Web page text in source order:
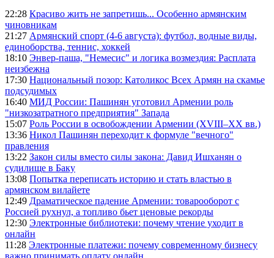
22:28 Красиво жить не запретишь... Особенно армянским
чиновникам
21:27 Армянский спорт (4-6 августа): футбол, водные виды,
единоборства, теннис, хоккей
18:10 Энвер-паша, "Немесис" и логика возмездия: Расплата
неизбежна
17:30 Национальный позор: Католикос Всех Армян на скамье
подсудимых
16:40 МИД России: Пашинян уготовил Армении роль
"низкозатратного предприятия" Запада
15:07 Роль России в освобождении Армении (XVIII–XX вв.)
13:36 Никол Пашинян переходит к формуле "вечного"
правления
13:22 Закон силы вместо силы закона: Давид Ишханян о
судилище в Баку
13:08 Попытка переписать историю и стать властью в
армянском вилайете
12:49 Драматическое падение Армении: товарооборот с
Россией рухнул, а топливо бьет ценовые рекорды
12:30 Электронные библиотеки: почему чтение уходит в
онлайн
11:28 Электронные платежи: почему современному бизнесу
важно принимать оплату онлайн